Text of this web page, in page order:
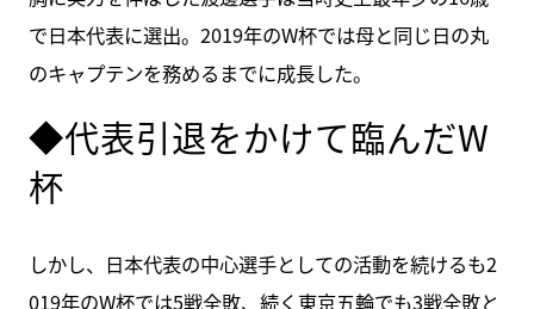
で日本代表に選出。2019年のW杯では母と同じ日の丸
のキャプテンを務めるまでに成長した。
◆代表引退をかけて臨んだW
杯
しかし、日本代表の中心選手としての活動を続けるも2
019年のW杯では5戦全敗、続く東京五輪でも3戦全敗と